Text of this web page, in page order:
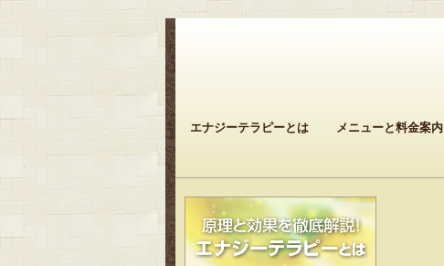
エナジーテラピーとは メニューと料金案内